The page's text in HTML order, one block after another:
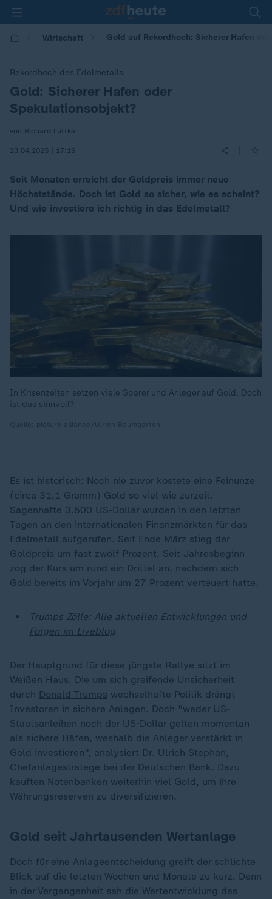
Wirtschaft Gold auf Rekordhoch: Sicherer Hafen
Rekordhoch des Edelmetalls
:
Gold: Sicherer Hafen oder
Spekulationsobjekt?
von Richard Luttke
23.04.2025 | 17:19
Seit Monaten erreicht der Goldpreis immer neue
Höchststände. Doch ist Gold so sicher, wie es scheint?
Und wie investiere ich richtig in das Edelmetall?
In Krisenzeiten setzen viele Sparer und Anleger auf Gold. Doch
ist das sinnvoll?
Es ist historisch: Noch nie zuvor kostete eine Feinunze
(circa 31,1 Gramm) Gold so viel wie zurzeit.
Sagenhafte 3.500 US-Dollar wurden in den letzten
Tagen an den internationalen Finanzmärkten für das
Edelmetall aufgerufen. Seit Ende März stieg der
Goldpreis um fast zwölf Prozent. Seit Jahresbeginn
zog der Kurs um rund ein Drittel an, nachdem sich
Gold bereits im Vorjahr um 27 Prozent verteuert hatte.
Trumps Zölle: Alle aktuellen Entwicklungen und
Folgen im Liveblog
Der Hauptgrund für diese jüngste Rallye sitzt im
Weißen Haus. Die um sich greifende Unsicherheit
durch Donald Trumps wechselhafte Politik drängt
Investoren in sichere Anlagen. Doch "weder US-
Staatsanleihen noch der US-Dollar gelten momentan
als sichere Häfen, weshalb die Anleger verstärkt in
Gold investieren", analysiert Dr. Ulrich Stephan,
Chefanlagestratege bei der Deutschen Bank. Dazu
kauften Notenbanken weiterhin viel Gold, um ihre
Währungsreserven zu diversifizieren.
Gold seit Jahrtausenden Wertanlage
Doch für eine Anlageentscheidung greift der schlichte
Blick auf die letzten Wochen und Monate zu kurz. Denn
in der Vergangenheit sah die Wertentwicklung des